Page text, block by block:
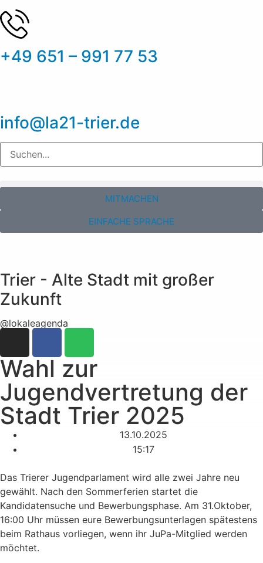
+49 651 – 991 77 53
info@la21-trier.de
MITMACHEN
EINFACHE SPRACHE
Trier - Alte Stadt mit großer
Zukunft
@lokaleagenda
Wahl zur
Jugendvertretung der
Stadt Trier 2025
13.10.2025
15:17
Das Trierer Jugendparlament wird alle zwei Jahre neu
gewählt. Nach den Sommerferien startet die
Kandidatensuche und Bewerbungsphase. Am 31.Oktober,
16:00 Uhr müssen eure Bewerbungsunterlagen spätestens
beim Rathaus vorliegen, wenn ihr JuPa-Mitglied werden
möchtet.